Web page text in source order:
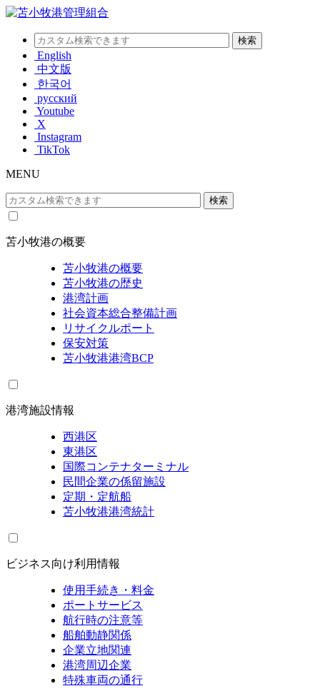
English
中文版
한국어
русский
Youtube
X
Instagram
TikTok
MENU
苫小牧港の概要
苫小牧港の概要
苫小牧港の歴史
港湾計画
社会資本総合整備計画
リサイクルポート
保安対策
苫小牧港港湾BCP
港湾施設情報
西港区
東港区
国際コンテナターミナル
民間企業の係留施設
定期・定航船
苫小牧港港湾統計
ビジネス向け利用情報
使用手続き・料金
ポートサービス
航行時の注意等
船舶動静関係
企業立地関連
港湾周辺企業
特殊車両の通行